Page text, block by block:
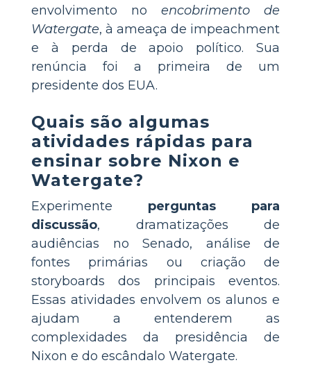
envolvimento no encobrimento de
Watergate, à ameaça de impeachment
e à perda de apoio político. Sua
renúncia foi a primeira de um
presidente dos EUA.
Quais são algumas
atividades rápidas para
ensinar sobre Nixon e
Watergate?
Experimente perguntas para
discussão, dramatizações de
audiências no Senado, análise de
fontes primárias ou criação de
storyboards dos principais eventos.
Essas atividades envolvem os alunos e
ajudam a entenderem as
complexidades da presidência de
Nixon e do escândalo Watergate.